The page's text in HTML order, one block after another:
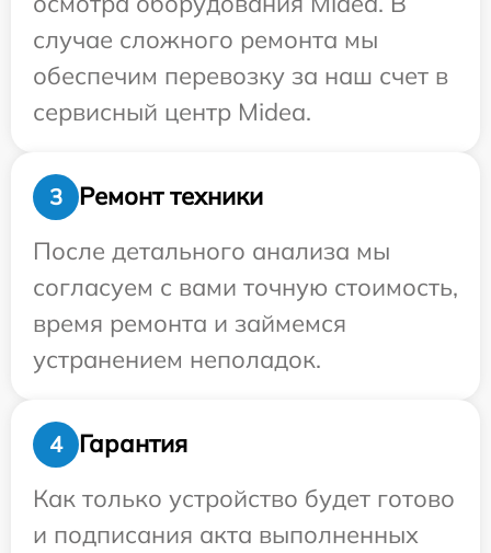
случае сложного ремонта мы
обеспечим перевозку за наш счет в
сервисный центр Midea.
3
Ремонт техники
После детального анализа мы
согласуем с вами точную стоимость,
время ремонта и займемся
устранением неполадок.
4
Гарантия
Как только устройство будет готово
и подписания акта выполненных